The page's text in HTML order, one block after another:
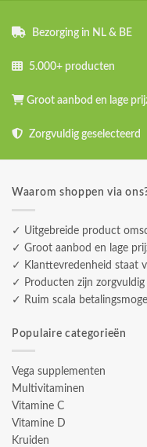
Bezorging in NL & BE
5.000+ producten
Groot aanbod en lage
Zorgvuldig geselecteerd
Waarom shoppen via
✓ Uitgebreide product
✓ Groot aanbod en lage
✓ Klanttevredenheid staat
✓ Producten zijn zorgvuldig
✓ Ruim scala
Populaire categorieën
Vega supplementen
Multivitaminen
Vitamine C
Vitamine D
Kruiden